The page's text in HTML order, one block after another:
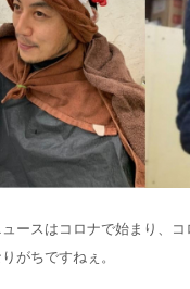
ースはコロナで始まり、
がちですねぇ。